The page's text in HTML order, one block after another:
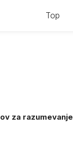
Top
za razumevanje